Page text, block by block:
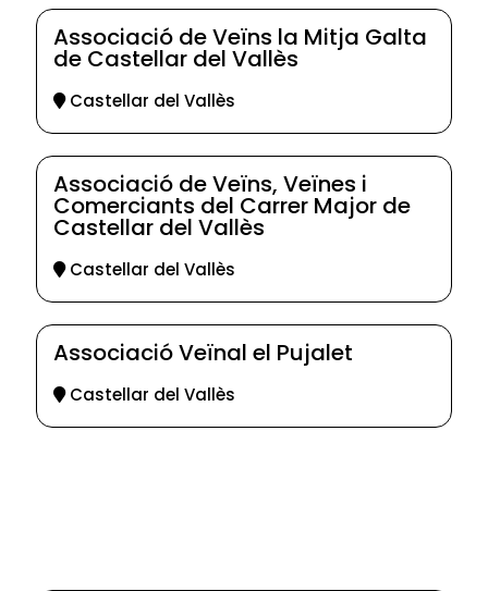
Associació de Veïns la Mitja Galta
de Castellar del Vallès
Castellar del Vallès
Associació de Veïns, Veïnes i
Comerciants del Carrer Major de
Castellar del Vallès
Castellar del Vallès
Associació Veïnal el Pujalet
Castellar del Vallès